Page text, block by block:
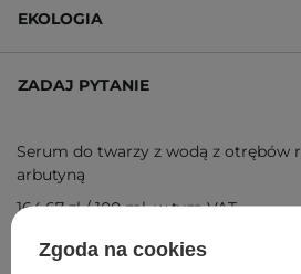
EKOLOGIA
ZADAJ PYTANIE
Serum do twarzy z wodą z otrębów
arbutyną
164,67 zł/100 ml, w tym VAT
ID towaru: 13098
Zgoda na cookies